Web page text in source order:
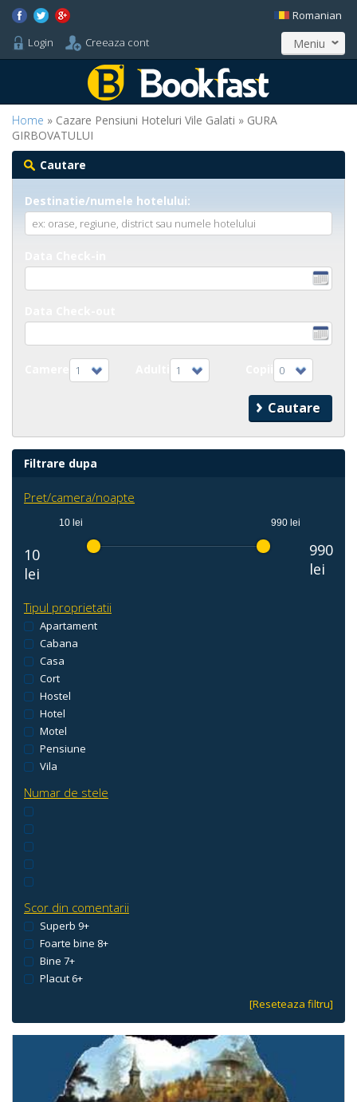
Login Creeaza cont
Romanian
Meniu
Home » Cazare Pensiuni Hoteluri Vile Galati » GURA
GIRBOVATULUI
Cautare
Destinatie/numele hotelului:
1 1 0
Filtrare dupa
Pret/camera/noapte
10
lei
10 lei 990 lei
990
lei
Tipul proprietatii
Apartament
Cabana
Casa
Cort
Hostel
Hotel
Motel
Pensiune
Vila
Numar de stele
Scor din comentarii
Superb 9+
Foarte bine 8+
Bine 7+
Placut 6+
[Reseteaza filtru]